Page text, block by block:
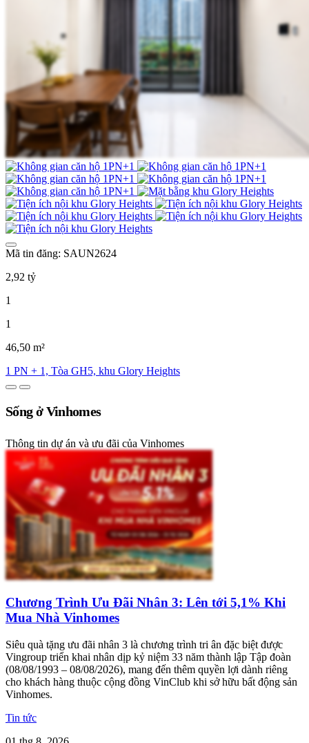
Mã tin đăng: SAUN2624
2,92 tỷ
1
1
46,50 m²
1 PN + 1, Tòa GH5, khu Glory Heights
Sống ở Vinhomes
Thông tin dự án và ưu đãi của Vinhomes
Chương Trình Ưu Đãi Nhân 3: Lên tới 5,1% Khi
Mua Nhà Vinhomes
Siêu quà tặng ưu đãi nhân 3 là chương trình tri ân đặc biệt được
Vingroup triển khai nhân dịp kỷ niệm 33 năm thành lập Tập đoàn
(08/08/1993 – 08/08/2026), mang đến thêm quyền lợi dành riêng
cho khách hàng thuộc cộng đồng VinClub khi sở hữu bất động sản
Vinhomes.
Tin tức